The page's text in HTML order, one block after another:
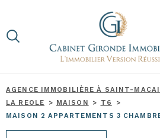
la
recherche
menu
principal
contenu
AGENCE IMMOBILIÈRE À SAINT-
LA REOLE
MAISON
T6
MAISON 2 APPARTEMENTS 3